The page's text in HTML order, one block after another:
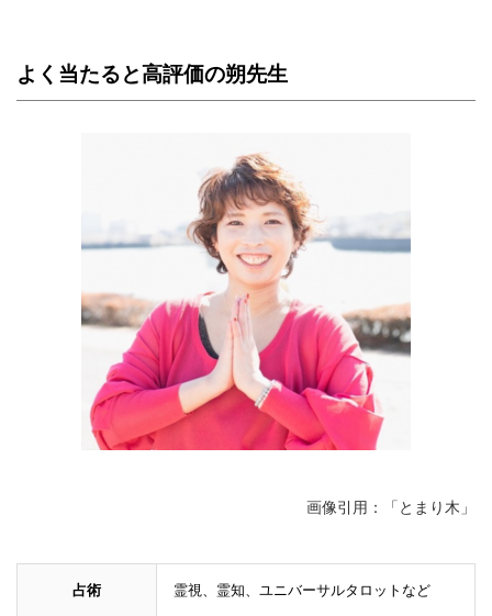
よく当たると高評価の朔先生
画像引用：「とまり木」
占術 霊視、霊知、ユニバーサルタロットなど